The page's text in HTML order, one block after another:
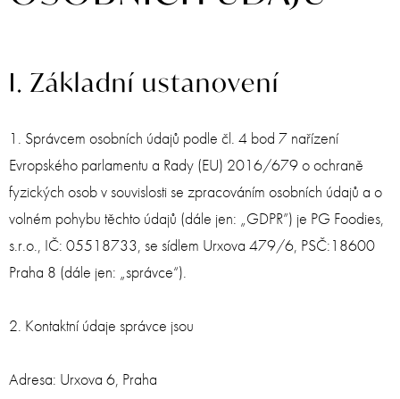
I. Základní ustanovení
1. Správcem osobních údajů podle čl. 4 bod 7 nařízení
Evropského parlamentu a Rady (EU) 2016/679 o ochraně
fyzických osob v souvislosti se zpracováním osobních údajů a o
volném pohybu těchto údajů (dále jen: „GDPR”) je PG Foodies,
s.r.o., IČ: 05518733, se sídlem Urxova 479/6, PSČ:18600
Praha 8 (dále jen: „správce“).
2. Kontaktní údaje správce jsou
Adresa: Urxova 6, Praha